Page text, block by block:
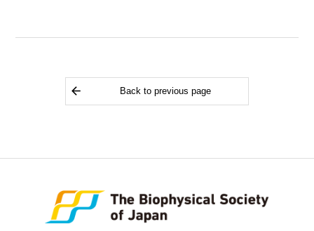
Back to previous page